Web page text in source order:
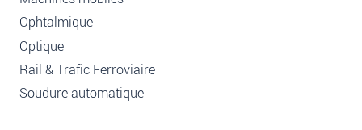
Ophtalmique
Optique
Rail & Trafic Ferroviaire
Soudure automatique